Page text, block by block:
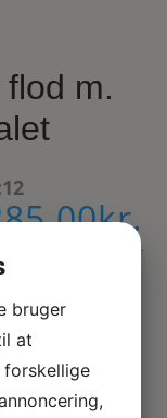
m.
kr.
På lager
forgyldt
bruger
at